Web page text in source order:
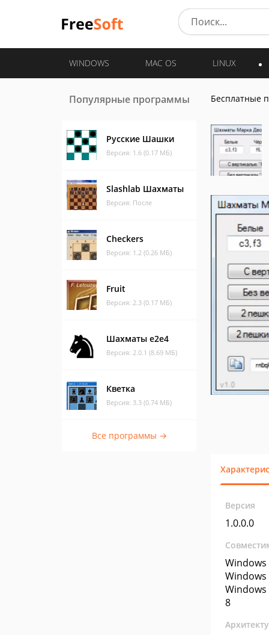
WINDOWS MAC OS LINUX
Популярные программы
Русские Шашки
Версия: 1.6 (0.17 МБ)
Slashlab Шахматы
Версия: После
Checkers
Версия: 1.2 (0.26 МБ)
Fruit
Версия: 2.3 (0.17 МБ)
Шахматы e2e4
Версия: 2.0.1 (8.69 МБ)
Кветка
Версия: 3.3 (0.74 МБ)
Все программы →
Бесплатные
Версия
1.0.0.0
Windows
Windows
Windows
8